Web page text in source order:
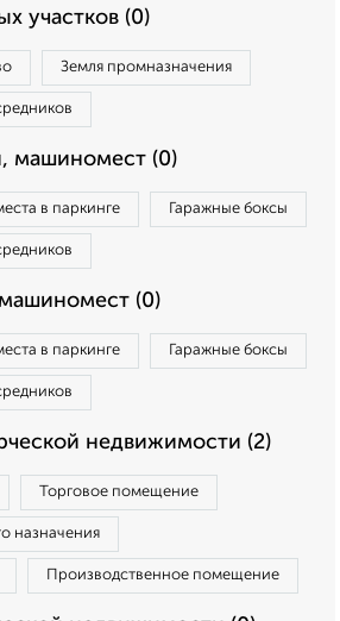
участков (0)
Земля промназначения
машиномест (0)
в паркинге Гаражные боксы
(0)
в паркинге Гаражные боксы
недвижимости (2)
Торговое помещение
назначения
Производственное помещение